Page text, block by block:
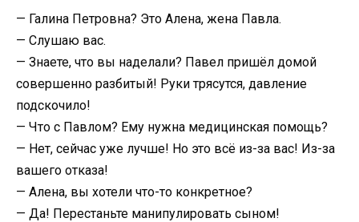
— Галина Петровна? Это Алена, жена Павла.
— Слушаю вас.
— Знаете, что вы наделали? Павел пришёл домой
совершенно разбитый! Руки трясутся, давление
подскочило!
— Что с Павлом? Ему нужна медицинская помощь?
— Нет, сейчас уже лучше! Но это всё из-за вас! Из-за
вашего отказа!
— Алена, вы хотели что-то конкретное?
— Да! Перестаньте манипулировать сыном!